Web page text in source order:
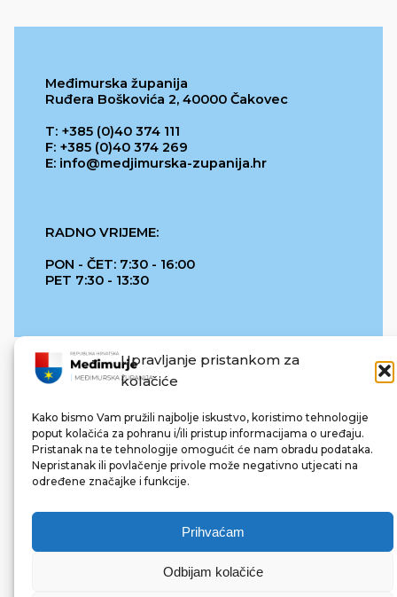
Upravljanje pristankom za
kolačiće
Kako bismo Vam pružili najbolje iskustvo, koristimo tehnologije
poput kolačića za pohranu i/ili pristup informacijama o uređaju.
Pristanak na te tehnologije omogućit će nam obradu podataka.
Nepristanak ili povlačenje privole može negativno utjecati na
određene značajke i funkcije.
Prihvaćam
Odbijam kolačiće
Međimurska županija
Ruđera Boškovića 2, 40000 Čakovec
T: +385 (0)40 374 111
F: +385 (0)40 374 269
E: info@medjimurska-zupanija.hr
RADNO VRIJEME:
PON - ČET: 7:30 - 16:00
PET 7:30 - 13:30
REPUBLIKA HRVATSKA
© 2022 Međimurska županija. Sva prava pridržana.